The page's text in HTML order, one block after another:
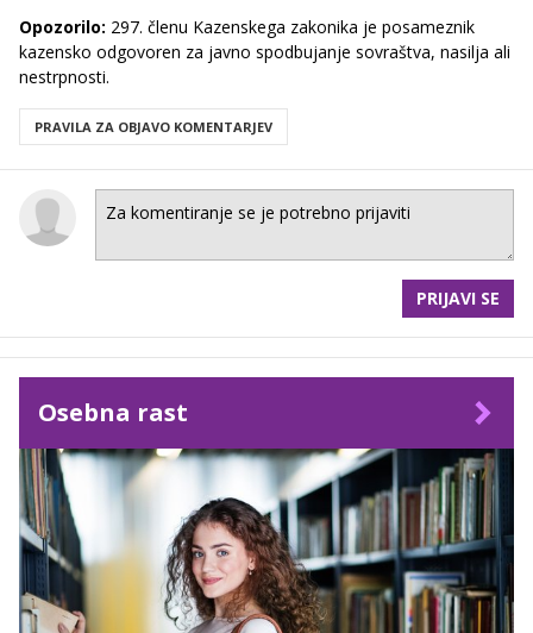
Opozorilo: 297. členu Kazenskega zakonika je posameznik
kazensko odgovoren za javno spodbujanje sovraštva, nasilja ali
nestrpnosti.
PRAVILA ZA OBJAVO KOMENTARJEV
PRIJAVI SE
Osebna rast